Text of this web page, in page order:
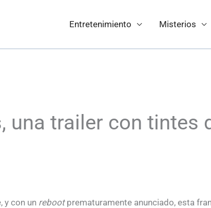
Entretenimiento Misterios
una trailer con tintes
y con un rebootprematuramente anunciado, esta